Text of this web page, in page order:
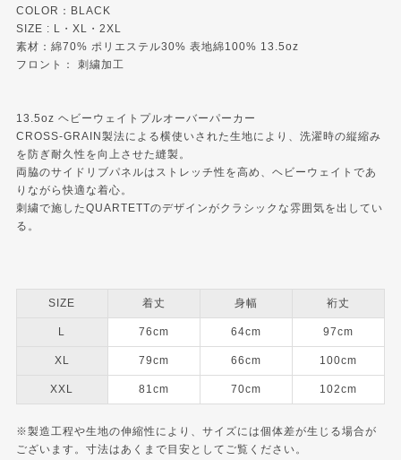
COLOR：BLACK
SIZE : L・XL・2XL
素材：綿70% ポリエステル30% 表地綿100% 13.5oz
フロント： 刺繍加工
13.5oz ヘビーウェイトプルオーバーパーカー
CROSS-GRAIN製法による横使いされた生地により、洗濯時の縦縮み
を防ぎ耐久性を向上させた縫製。
両脇のサイドリブパネルはストレッチ性を高め、ヘビーウェイトであ
りながら快適な着心。
刺繍で施したQUARTETTのデザインがクラシックな雰囲気を出してい
る。
SIZE 着丈 身幅 裄丈
L 76cm 64cm 97cm
XL 79cm 66cm 100cm
XXL 81cm 70cm 102cm
※製造工程や生地の伸縮性により、サイズには個体差が生じる場合が
ございます。寸法はあくまで目安としてご覧ください。